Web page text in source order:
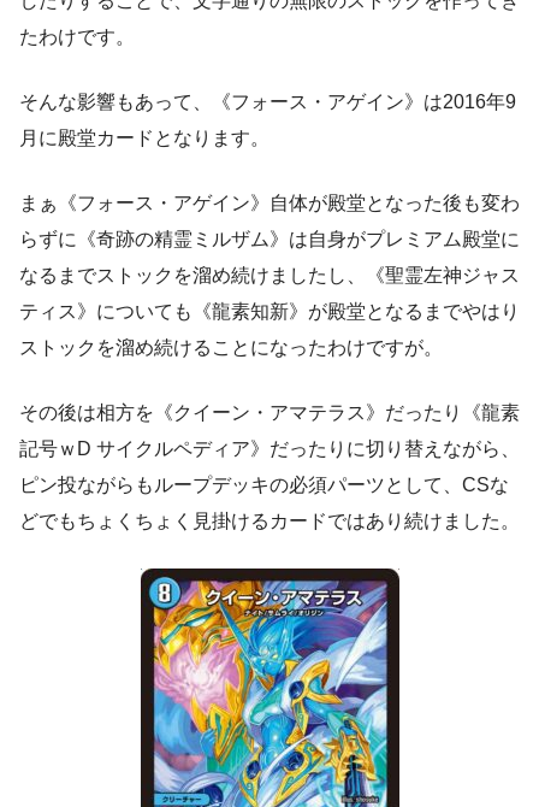
たわけです。
そんな影響もあって、《フォース・アゲイン》は2016年9
月に殿堂カードとなります。
まぁ《フォース・アゲイン》自体が殿堂となった後も変わ
らずに《奇跡の精霊ミルザム》は自身がプレミアム殿堂に
なるまでストックを溜め続けましたし、《聖霊左神ジャス
ティス》についても《龍素知新》が殿堂となるまでやはり
ストックを溜め続けることになったわけですが。
その後は相方を《クイーン・アマテラス》だったり《龍素
記号ｗD サイクルペディア》だったりに切り替えながら、
ピン投ながらもループデッキの必須パーツとして、CSな
どでもちょくちょく見掛けるカードではあり続けました。